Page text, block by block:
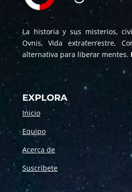
La historia y sus misterios,
Ovnis, Vida extraterrestre,
alternativa para liberar mentes.
EXPLORA
Inicio
Equipo
Acerca de
Suscríbete